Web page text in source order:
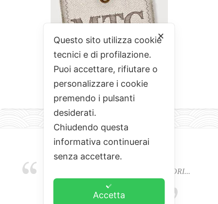
EMOZIONI, COLORI, ODORI E SAPORI...
L'ALCHIMIA DEL BUON CIBO
✕
Questo sito utilizza cookie
tecnici e di profilazione.
Puoi accettare, rifiutare o
personalizzare i cookie
premendo i pulsanti
desiderati.
Chiudendo questa
informativa continuerai
senza accettare.
Accetta